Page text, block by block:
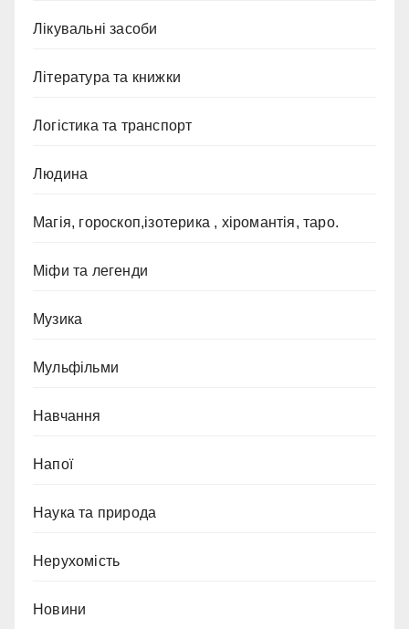
Лікувальні засоби
Література та книжки
Логістика та транспорт
Людина
Магія, гороскоп,ізотерика , хіромантія, таро.
Міфи та легенди
Музика
Мульфільми
Навчання
Напої
Наука та природа
Нерухомість
Новини